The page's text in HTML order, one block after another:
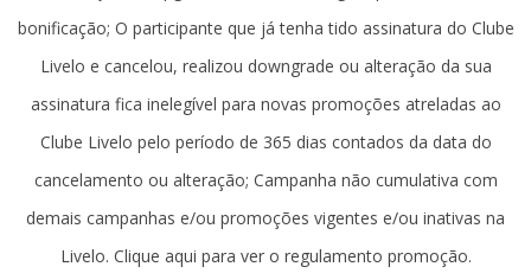
bonificação; O participante que já tenha tido assinatura do Clube
Livelo e cancelou, realizou downgrade ou alteração da sua
assinatura fica inelegível para novas promoções atreladas ao
Clube Livelo pelo período de 365 dias contados da data do
cancelamento ou alteração; Campanha não cumulativa com
demais campanhas e/ou promoções vigentes e/ou inativas na
Livelo. Clique aqui para ver o regulamento promoção.